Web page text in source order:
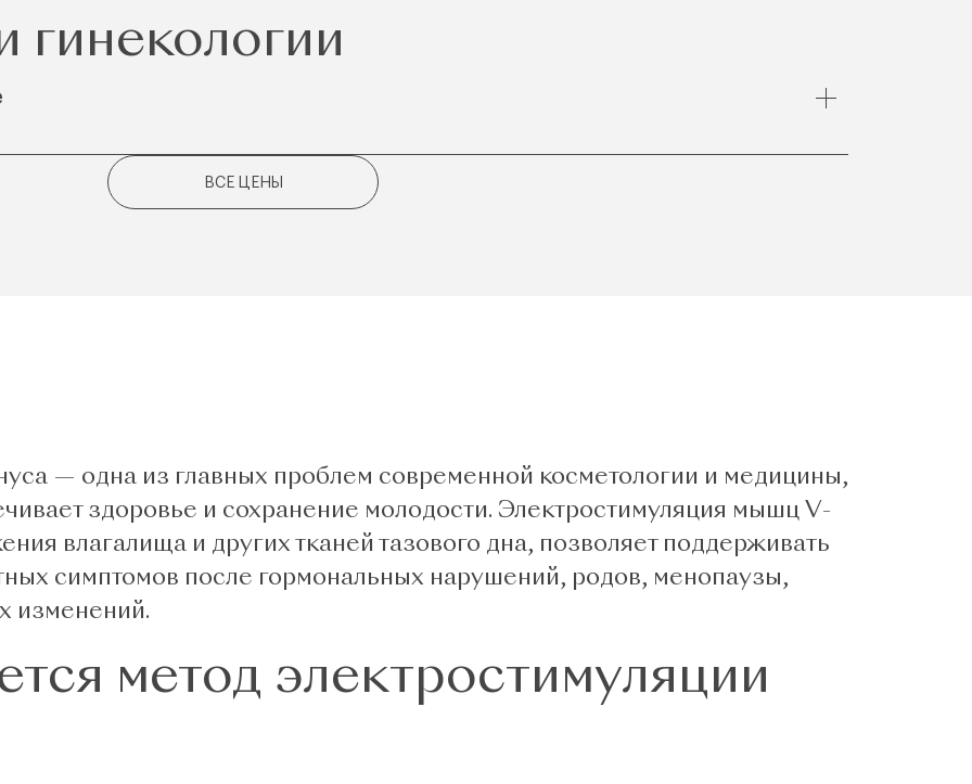
гинекологии
ВСЕ ЦЕНЫ
— одна из главных проблем современной косметологии и медицины,
здоровье и сохранение молодости. Электростимуляция мышц V-
влагалища и других тканей тазового дна, позволяет поддерживать
симптомов после гормональных нарушений, родов, менопаузы,
изменений.
метод электростимуляции